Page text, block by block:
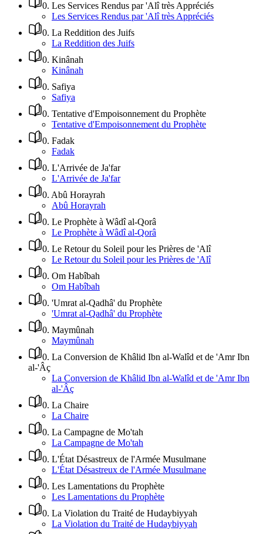
0. Les Services Rendus par 'Alî très Appréciés
Les Services Rendus par 'Alî très Appréciés
0. La Reddition des Juifs
La Reddition des Juifs
0. Kinânah
Kinânah
0. Safiya
Safiya
0. Tentative d'Empoisonnement du Prophète
Tentative d'Empoisonnement du Prophète
0. Fadak
Fadak
0. L'Arrivée de Ja'far
L'Arrivée de Ja'far
0. Abû Horayrah
Abû Horayrah
0. Le Prophète à Wâdî al-Qorâ
Le Prophète à Wâdî al-Qorâ
0. Le Retour du Soleil pour les Prières de 'Alî
Le Retour du Soleil pour les Prières de 'Alî
0. Om Habîbah
Om Habîbah
0. 'Umrat al-Qadhâ' du Prophète
'Umrat al-Qadhâ' du Prophète
0. Maymûnah
Maymûnah
0. La Conversion de Khâlid Ibn al-Walîd et de 'Amr Ibn
al-'Âç
La Conversion de Khâlid Ibn al-Walîd et de 'Amr Ibn
al-'Âç
0. La Chaire
La Chaire
0. La Campagne de Mo'tah
La Campagne de Mo'tah
0. L'État Désastreux de l'Armée Musulmane
L'État Désastreux de l'Armée Musulmane
0. Les Lamentations du Prophète
Les Lamentations du Prophète
0. La Violation du Traité de Hudaybiyyah
La Violation du Traité de Hudaybiyyah